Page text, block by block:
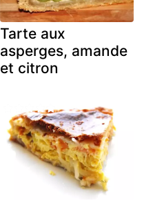
Tarte aux
asperges, amande
et citron